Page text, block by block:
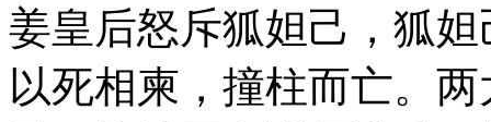
姜皇后怒斥狐妲己，狐
以死相柬，撞柱而亡。